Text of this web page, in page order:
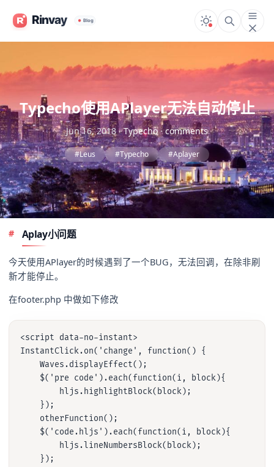
Typecho使用APlayer无法自动停止
Jun 16, 2018·Typecho·comments
#Leus #Typecho #Aplayer
Aplay小问题
今天使用APlayer的时候遇到了一个BUG，无法回调，在除非刷
新才能停止。
在footer.php 中做如下修改
<script data-no-instant>
InstantClick.on('change', function() {
    Waves.displayEffect();
    $('pre code').each(function(i, block){
        hljs.highlightBlock(block);
    });
    otherFunction();
    $('code.hljs').each(function(i, block){
        hljs.lineNumbersBlock(block);
    });